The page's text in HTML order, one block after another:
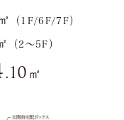
㎡ （1F/6F/7F）
（2〜5F）
.10 ㎡